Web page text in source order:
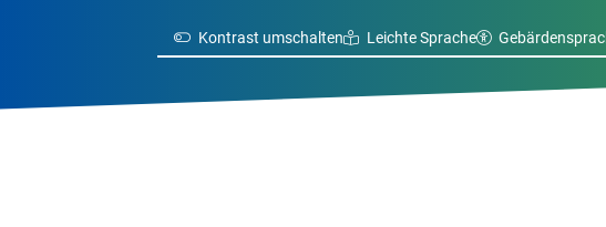
Kontrast umschalten Leichte Sprache